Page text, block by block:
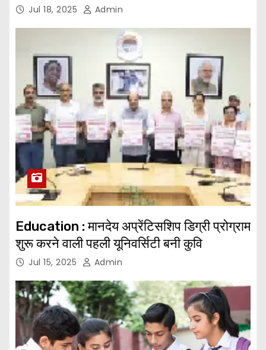
Jul 18, 2025 Admin
Education : मानदेय अप्रेंटिसशिप डिग्री प्रोग्राम
शुरू करने वाली पहली यूनिवर्सिटी बनी कुवि
Jul 15, 2025 Admin